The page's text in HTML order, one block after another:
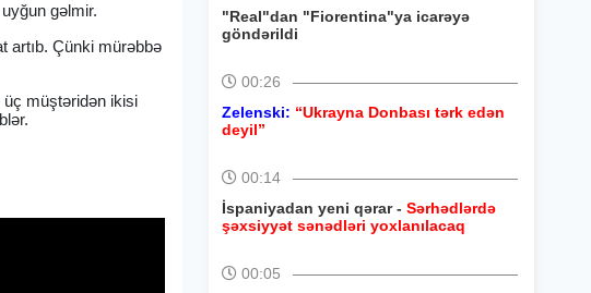
gəlmir.
artıb. Çünki mürəbbə
üç müştəridən ikisi
"Real"dan "Fiorentina"ya icarəyə
göndərildi
00:26
Zelenski: “Ukrayna Donbası tərk edən
deyil”
00:14
İspaniyadan yeni qərar - Sərhədlərdə
şəxsiyyət sənədləri yoxlanılacaq
00:05